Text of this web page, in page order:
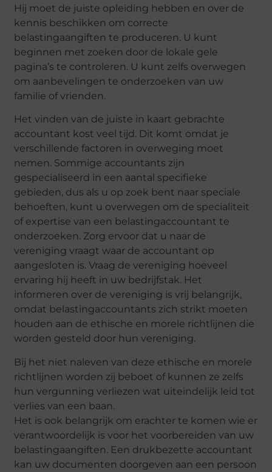
Hij moet de juiste opleiding hebben en over de
kennis beschikken om correcte
belastingaangiften te produceren. U kunt
beginnen met zoeken door de lokale gele
pagina’s te controleren. U kunt zelfs overwegen
om aanbevelingen te onderzoeken van uw
familie of vrienden.
Het vinden van de juiste in kaart gebrachte
accountant kost veel tijd. Dit komt omdat je
verschillende factoren in overweging moet
nemen. Sommige accountants zijn
gespecialiseerd in een aantal specifieke
gebieden, dus als u op zoek bent naar speciale
behoeften, kunt u overwegen om de specialiteit
of expertise van een belastingaccountant te
onderzoeken. Zorg ervoor dat u naar de
vereniging vraagt waar de accountant op
aangesloten is. Vraag de vereniging hoeveel
ervaring hij heeft in uw bedrijfstak. Het
informeren over de vereniging is vrij belangrijk,
omdat belastingaccountants zich strikt moeten
houden aan de ethische en morele richtlijnen die
worden gesteld door hun vereniging.
Bij het niet naleven van deze ethische en morele
richtlijnen worden zij beboet of kunnen ze zelfs
hun vergunning verliezen wat uiteindelijk leid tot
verlies van een baan.
Het is ook belangrijk om erachter te komen wie er
verantwoordelijk is voor het voorbereiden van uw
belastingaangiften. Een drukbezette accountant
kan uw documenten doorgeven aan een persoon